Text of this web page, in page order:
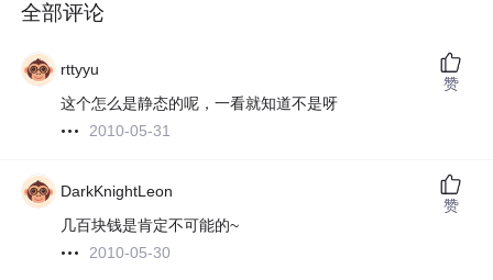
全部评论
rttyyu
这个怎么是静态的呢，一看就知道不是呀
2010-05-31
赞
DarkKnightLeon
几百块钱是肯定不可能的~
2010-05-30
赞